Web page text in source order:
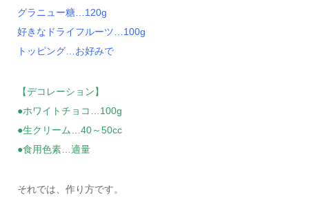
グラニュー糖…120g
好きなドライフルーツ…100g
トッピング…お好みで
【デコレーション】
●ホワイトチョコ…100g
●生クリーム…40～50cc
●食用色素…適量
それでは、作り方です。